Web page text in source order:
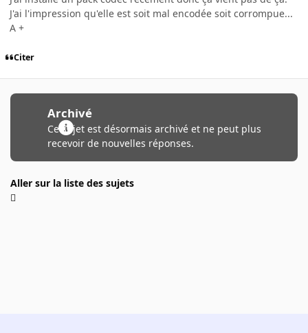
J'ai l'impression qu'elle est soit mal encodée soit corrompue...
A +
Citer
Archivé
Ce sujet est désormais archivé et ne peut plus
recevoir de nouvelles réponses.
Aller sur la liste des sujets